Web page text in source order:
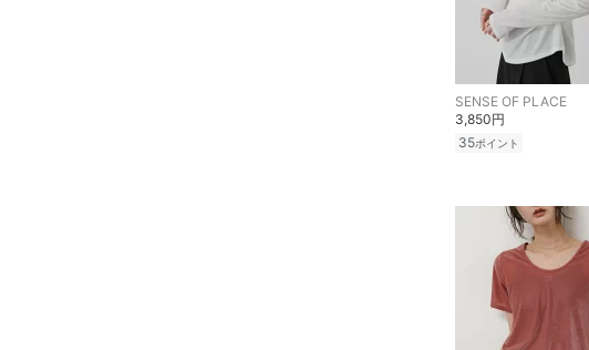
SENSE OF PLACE
3,850円
35ポイント